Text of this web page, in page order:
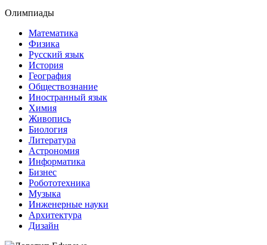
Олимпиады
Математика
Физика
Русский язык
История
География
Обществознание
Иностранный язык
Химия
Живопись
Биология
Литература
Астрономия
Информатика
Бизнес
Робототехника
Музыка
Инженерные науки
Архитектура
Дизайн